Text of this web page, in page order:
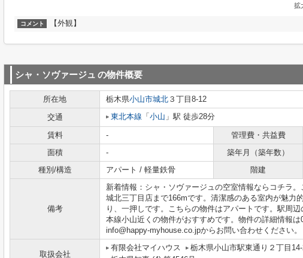
拡
コメント 【外観】
シャ・ソヴァージュ の物件概要
所在地 栃木県小山市城北 ３丁目8-12
交通
東北本線 「 小山 」駅 徒歩28分
賃料 - 管理費・共益費
面積
- 築年月（築年数）
種別/構造
アパート / 軽量鉄骨 階建
備考
新着情報：シャ・ソヴァージュの空室情報ならコチラ
城北三丁目店まで166mです。清潔感のある室内が魅力
り、一押しです。こちらの物件はアパートです。駅周
本線小山近くの物件がおすすめです。物件の詳細情報は
info@happy-myhouse.co.jpからお問い合わせください。
取扱会社
有限会社マイハウス 栃木県小山市駅東通り２丁目